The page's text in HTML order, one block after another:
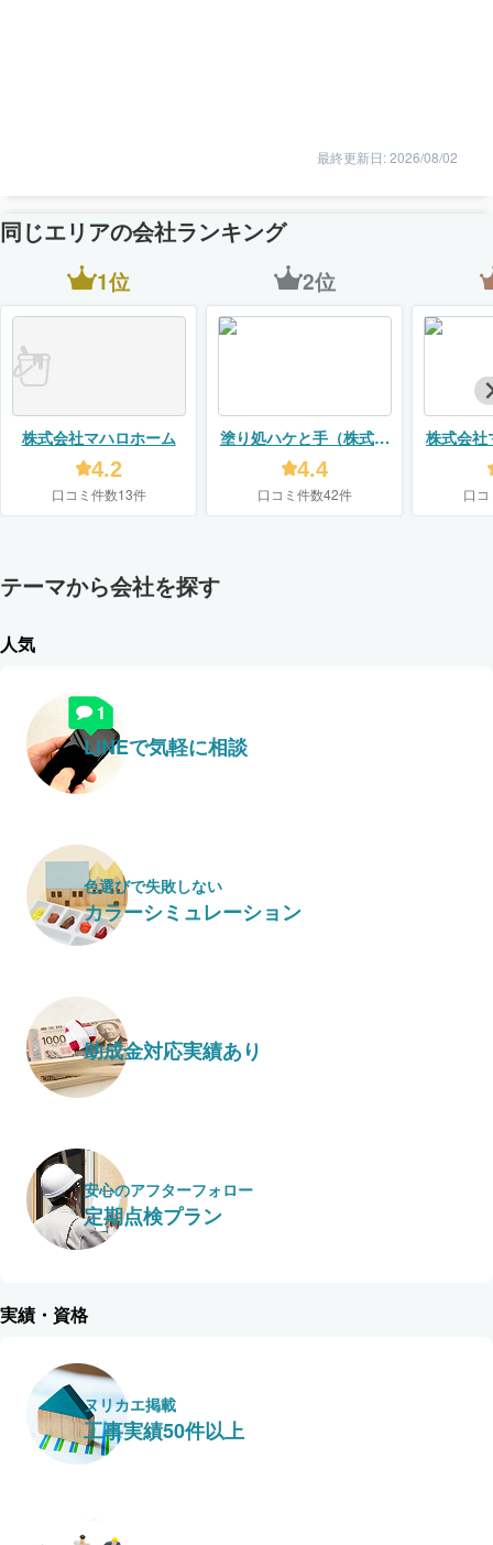
最終更新日: 2026/08/02
同じエリアの会社ランキング
1位
株式会社マハロホーム
4.2
口コミ件数13件
2位
塗り処ハケと手（株式会
社ユーモア）
4.4
口コミ件数42件
株式会社
口
テーマから会社を探す
人気
LINEで気軽に相談
色選びで失敗しない
カラーシミュレーション
助成金対応実績あり
安心のアフターフォロー
定期点検プラン
実績・資格
ヌリカエ掲載
工事実績50件以上